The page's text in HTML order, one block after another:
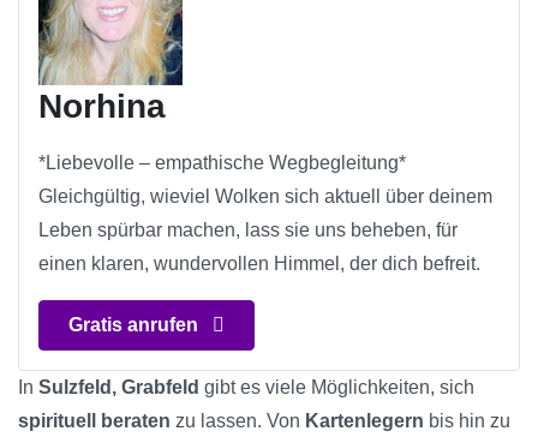
Norhina
*Liebevolle – empathische Wegbegleitung*
Gleichgültig, wieviel Wolken sich aktuell über deinem
Leben spürbar machen, lass sie uns beheben, für
einen klaren, wundervollen Himmel, der dich befreit.
Gratis anrufen
In Sulzfeld, Grabfeld gibt es viele Möglichkeiten, sich
spirituell beraten zu lassen. Von Kartenlegern bis hin zu